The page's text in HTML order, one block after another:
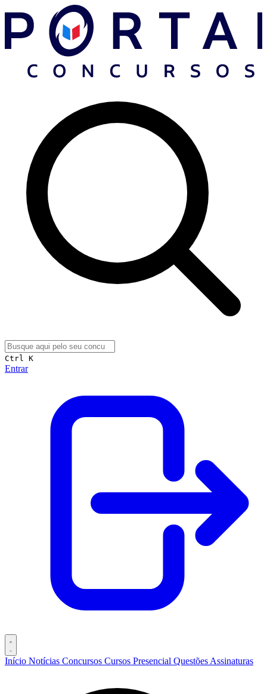
Ctrl K
Entrar
Início Notícias Concursos Cursos Presencial Questões Assinaturas